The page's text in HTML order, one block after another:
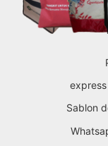
Sablon